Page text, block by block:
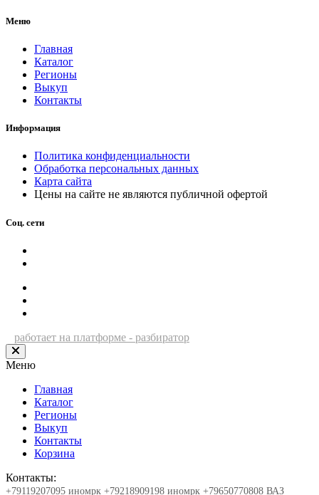
Меню
Главная
Каталог
Регионы
Выкуп
Контакты
Информация
Политика конфиденциальности
Обработка персональных данных
Карта сайта
Цены на сайте не являются публичной офертой
Соц. сети
работает на платформе - разбиратор
Меню
Главная
Каталог
Регионы
Выкуп
Контакты
Корзина
Контакты:
+79119207095 иномрк +79218909198 иномрк +79650770808 ВАЗ